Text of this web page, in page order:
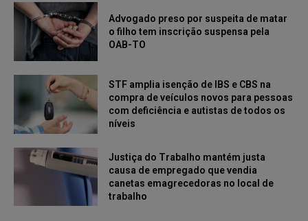
Advogado preso por suspeita de matar
o filho tem inscrição suspensa pela
OAB-TO
STF amplia isenção de IBS e CBS na
compra de veículos novos para pessoas
com deficiência e autistas de todos os
níveis
Justiça do Trabalho mantém justa
causa de empregado que vendia
canetas emagrecedoras no local de
trabalho